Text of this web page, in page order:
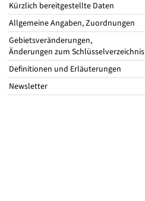
Kürzlich bereitgestellte Daten
Allgemeine Angaben, Zuordnungen
Gebietsveränderungen,
Änderungen zum Schlüsselverzeichnis
Definitionen und Erläuterungen
Newsletter